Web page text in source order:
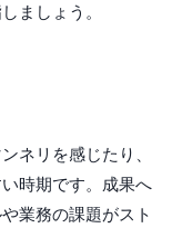
ましょう。
ネリを感じたり、
時期です。成果へ
業務の課題がスト